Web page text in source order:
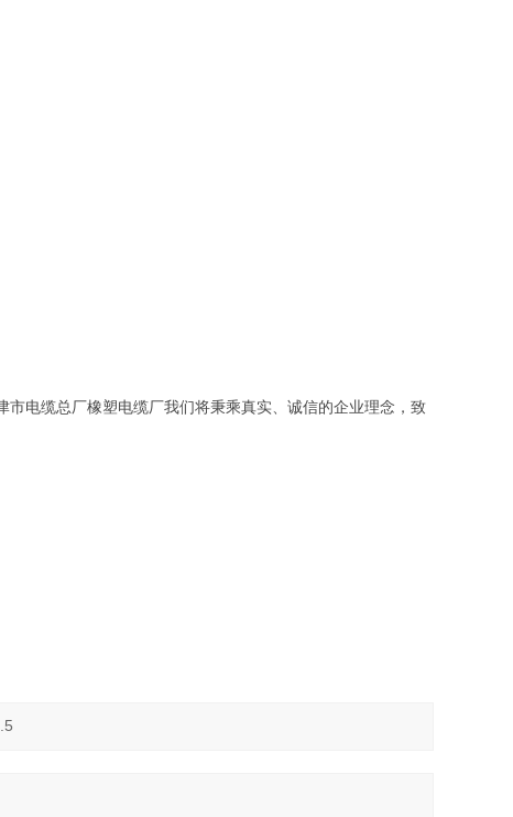
电缆总厂橡塑电缆厂我们将秉乘真实、诚信的企业理念，致